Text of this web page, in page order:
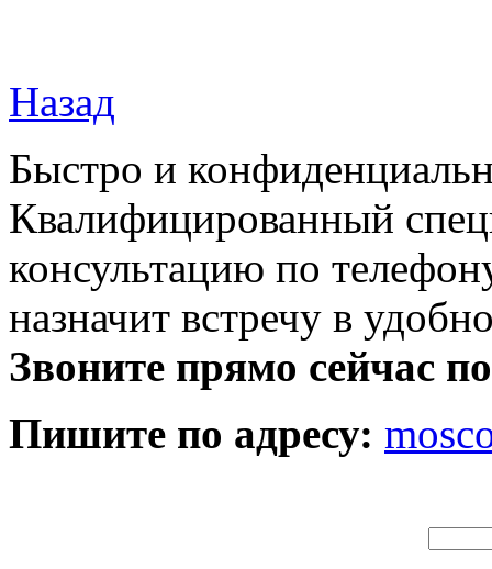
Назад
Быстро и
Квалифицированный
консультацию по
назначит встречу в
Звоните прямо сейчас
Пишите по адресу: